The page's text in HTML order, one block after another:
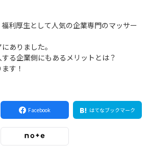
利厚生として人気の企業専門のマッサー
ありました。
る企業側にもあるメリットとは？
す！
Facebook はてなブックマーク